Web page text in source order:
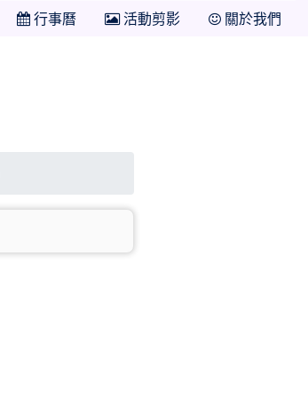
行事曆 活動剪影 關於我們